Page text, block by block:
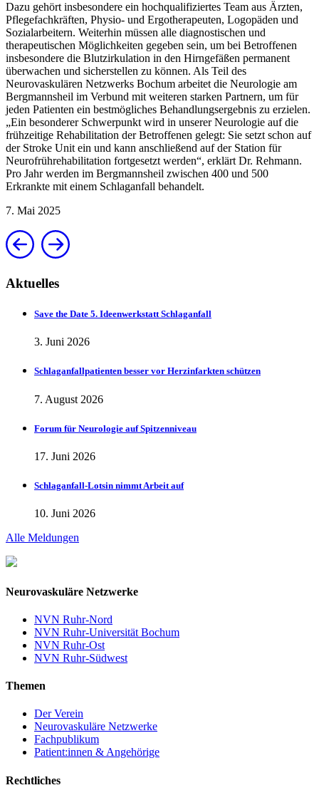
Dazu gehört insbesondere ein hochqualifiziertes Team aus Ärzten,
Pflegefachkräften, Physio- und Ergotherapeuten, Logopäden und
Sozialarbeitern. Weiterhin müssen alle diagnostischen und
therapeutischen Möglichkeiten gegeben sein, um bei Betroffenen
insbesondere die Blutzirkulation in den Hirngefäßen permanent
überwachen und sicherstellen zu können. Als Teil des
Neurovaskulären Netzwerks Bochum arbeitet die Neurologie am
Bergmannsheil im Verbund mit weiteren starken Partnern, um für
jeden Patienten ein bestmögliches Behandlungsergebnis zu erzielen.
„Ein besonderer Schwerpunkt wird in unserer Neurologie auf die
frühzeitige Rehabilitation der Betroffenen gelegt: Sie setzt schon auf
der Stroke Unit ein und kann anschließend auf der Station für
Neurofrührehabilitation fortgesetzt werden“, erklärt Dr. Rehmann.
Pro Jahr werden im Bergmannsheil zwischen 400 und 500
Erkrankte mit einem Schlaganfall behandelt.
7. Mai 2025
Aktuelles
Save the Date 5. Ideenwerkstatt Schlaganfall
3. Juni 2026
Schlaganfallpatienten besser vor Herzinfarkten schützen
7. August 2026
Forum für Neurologie auf Spitzenniveau
17. Juni 2026
Schlaganfall-Lotsin nimmt Arbeit auf
10. Juni 2026
Alle Meldungen
Neurovaskuläre Netzwerke
NVN Ruhr-Nord
NVN Ruhr-Universität Bochum
NVN Ruhr-Ost
NVN Ruhr-Südwest
Themen
Der Verein
Neurovaskuläre Netzwerke
Fachpublikum
Patient:innen & Angehörige
Rechtliches